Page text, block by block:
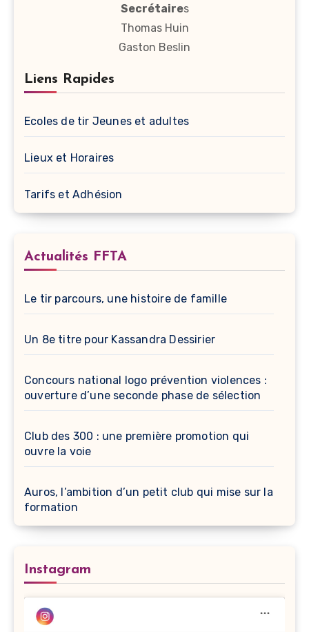
Secrétaires
Thomas Huin
Gaston Beslin
Liens Rapides
Ecoles de tir Jeunes et adultes
Lieux et Horaires
Tarifs et Adhésion
Actualités FFTA
Le tir parcours, une histoire de famille
Un 8e titre pour Kassandra Dessirier
Concours national logo prévention violences :
ouverture d’une seconde phase de sélection
Club des 300 : une première promotion qui
ouvre la voie
Auros, l’ambition d’un petit club qui mise sur la
formation
Instagram